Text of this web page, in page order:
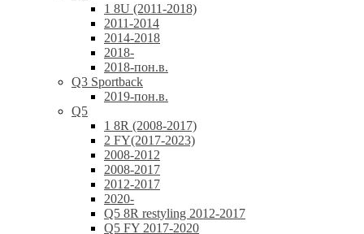
1 8U (2011-2018)
2011-2014
2014-2018
2018-
2018-пон.в.
Q3 Sportback
2019-пон.в.
Q5
1 8R (2008-2017)
2 FY(2017-2023)
2008-2012
2008-2017
2012-2017
2020-
Q5 8R restyling 2012-2017
Q5 FY 2017-2020